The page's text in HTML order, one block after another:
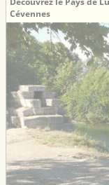
Cévennes